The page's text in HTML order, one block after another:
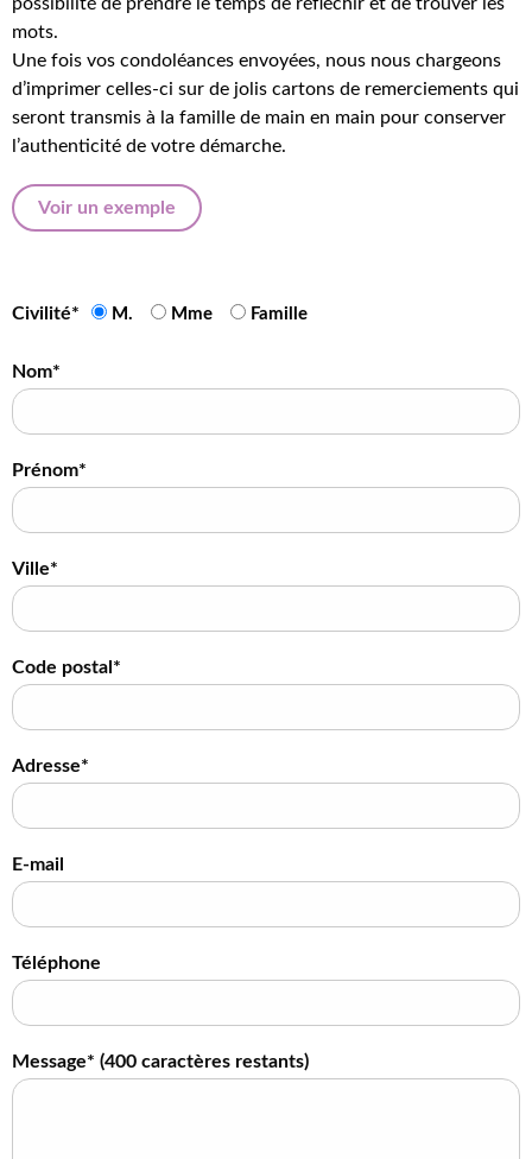
mots.
Une fois vos condoléances envoyées, nous nous chargeons
d’imprimer celles-ci sur de jolis cartons de remerciements qui
seront transmis à la famille de main en main pour conserver
l’authenticité de votre démarche.
Voir un exemple
Civilité* M. Mme Famille
Nom*
Prénom*
Ville*
Code postal*
Adresse*
E-mail
Téléphone
Message* (400 caractères restants)